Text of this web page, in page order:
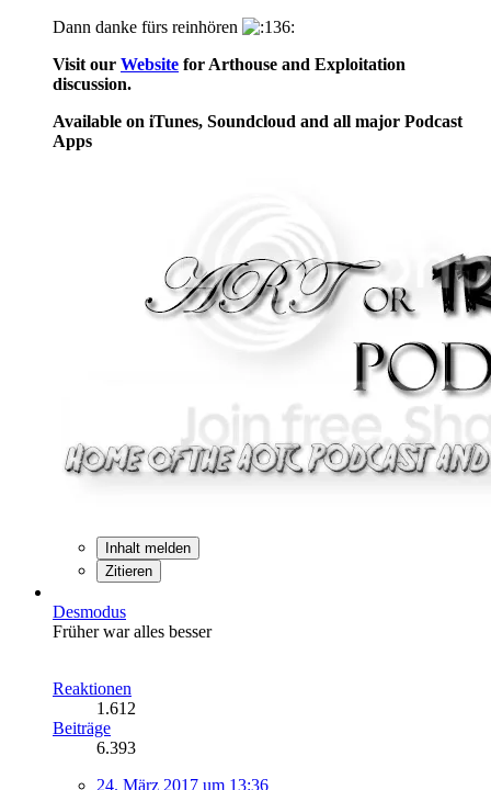
Dann danke fürs reinhören
Visit our Website for Arthouse and Exploitation
discussion.
Available on iTunes, Soundcloud and all major Podcast
Apps
Inhalt melden
Zitieren
Desmodus
Früher war alles besser
Reaktionen
1.612
Beiträge
6.393
24. März 2017 um 13:36